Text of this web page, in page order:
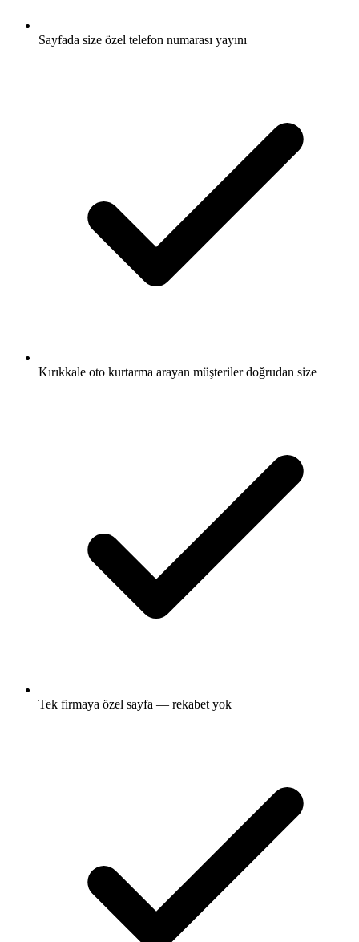
Sayfada size özel telefon numarası yayını
Kırıkkale oto kurtarma arayan müşteriler doğrudan size
Tek firmaya özel sayfa — rekabet yok